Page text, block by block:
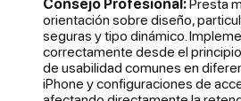
orientación sobre diseño,
seguras y tipo dinámico.
correctamente desde el
de usabilidad comunes en
iPhone y configuraciones de